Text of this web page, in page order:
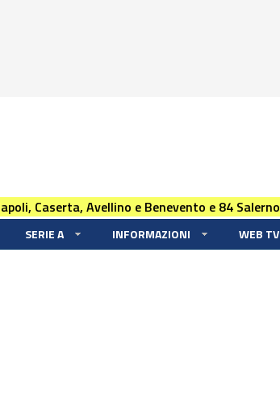
Caserta, Avellino e Benevento e 84 Salerno
SERIE A INFORMAZIONI WEB TV